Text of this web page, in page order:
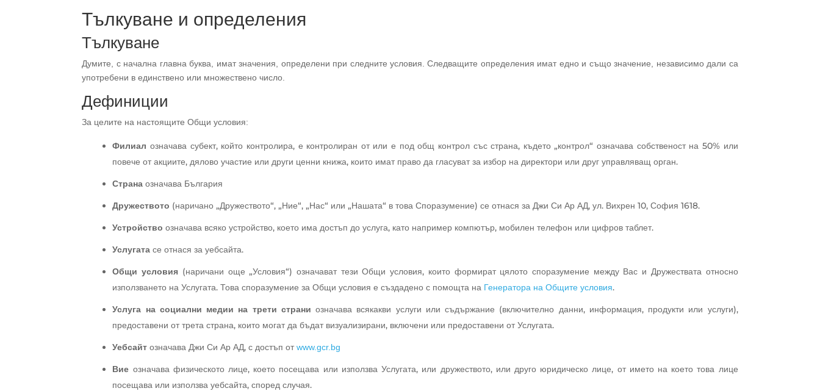
Тълкуване и определения
Тълкуване
Думите, с начална главна буква, имат значения, определени при следните условия. Следващите определения имат едно и също значение, независимо дали са
употребени в единствено или множествено число.
Дефиниции
За целите на настоящите Общи условия:
Филиалозначава субект, който контролира, е контролиран от или е под общ контрол със страна, където „контрол“ означава собственост на 50% или
повече от акциите, дялово участие или други ценни книжа, които имат право да гласуват за избор на директори или друг управляващ орган.
Странаозначава България
Дружеството (наричано „Дружеството“, „Ние“, „Нас“ или „Нашата“ в това Споразумение) се отнася за Джи Си Ар АД, ул. Вихрен 10, София 1618.
Устройствоозначава всяко устройство, което има достъп до услуга, като например компютър, мобилен телефон или цифров таблет.
Услугатасе отнася за уебсайта.
Общи условия (наричани още „Условия“) означават тези Общи условия, които формират цялото споразумение между Вас и Дружествата относно
използването на Услугата. Това споразумение за Общи условия е създадено с помощта на Генератора на Общите условия.
Услуга на социални медии на трети страни означава всякакви услуги или съдържание (включително данни, информация, продукти или услуги),
предоставени от трета страна, които могат да бъдат визуализирани, включени или предоставени от Услугата.
Уебсайтозначава Джи Си Ар АД, с достъп отwww.gcr.bg
Вие означава физическото лице, което посещава или използва Услугата, или дружеството, или друго юридическо лице, от името на което това лице
посещава или използва уебсайта, според случая.